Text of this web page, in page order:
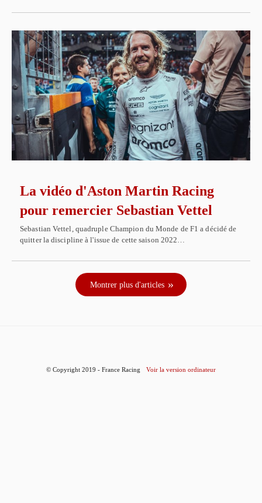
La vidéo d'Aston Martin Racing
pour remercier Sebastian Vettel
Sebastian Vettel, quadruple Champion du Monde de F1 a décidé de
quitter la discipline à l'issue de cette saison 2022…
Montrer plus d'articles
© Copyright 2019 - France Racing Voir la version ordinateur